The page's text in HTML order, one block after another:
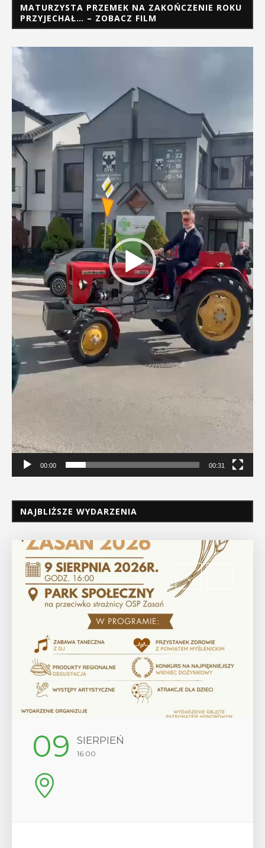
MATURZYSTA PRZEMEK NA ZAKOŃCZENIE ROKU
PRZYJECHAŁ… – ZOBACZ FILM
Odtwarzacz
00:00 00:31
NAJBLIŻSZE WYDARZENIA
09 SIERPIEŃ
16:00